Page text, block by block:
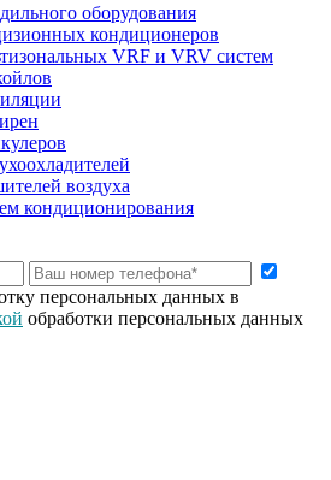
оборудования
кондиционеров
VRF и VRV систем
воздуха
кондиционирования
персональных данных в
обработки персональных данных